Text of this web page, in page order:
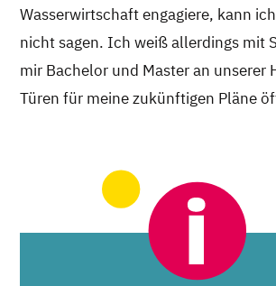
Wasserwirtschaft engagiere, kann
nicht sagen. Ich weiß allerdings mit
mir Bachelor und Master an unserer
Türen für meine zukünftigen Pläne